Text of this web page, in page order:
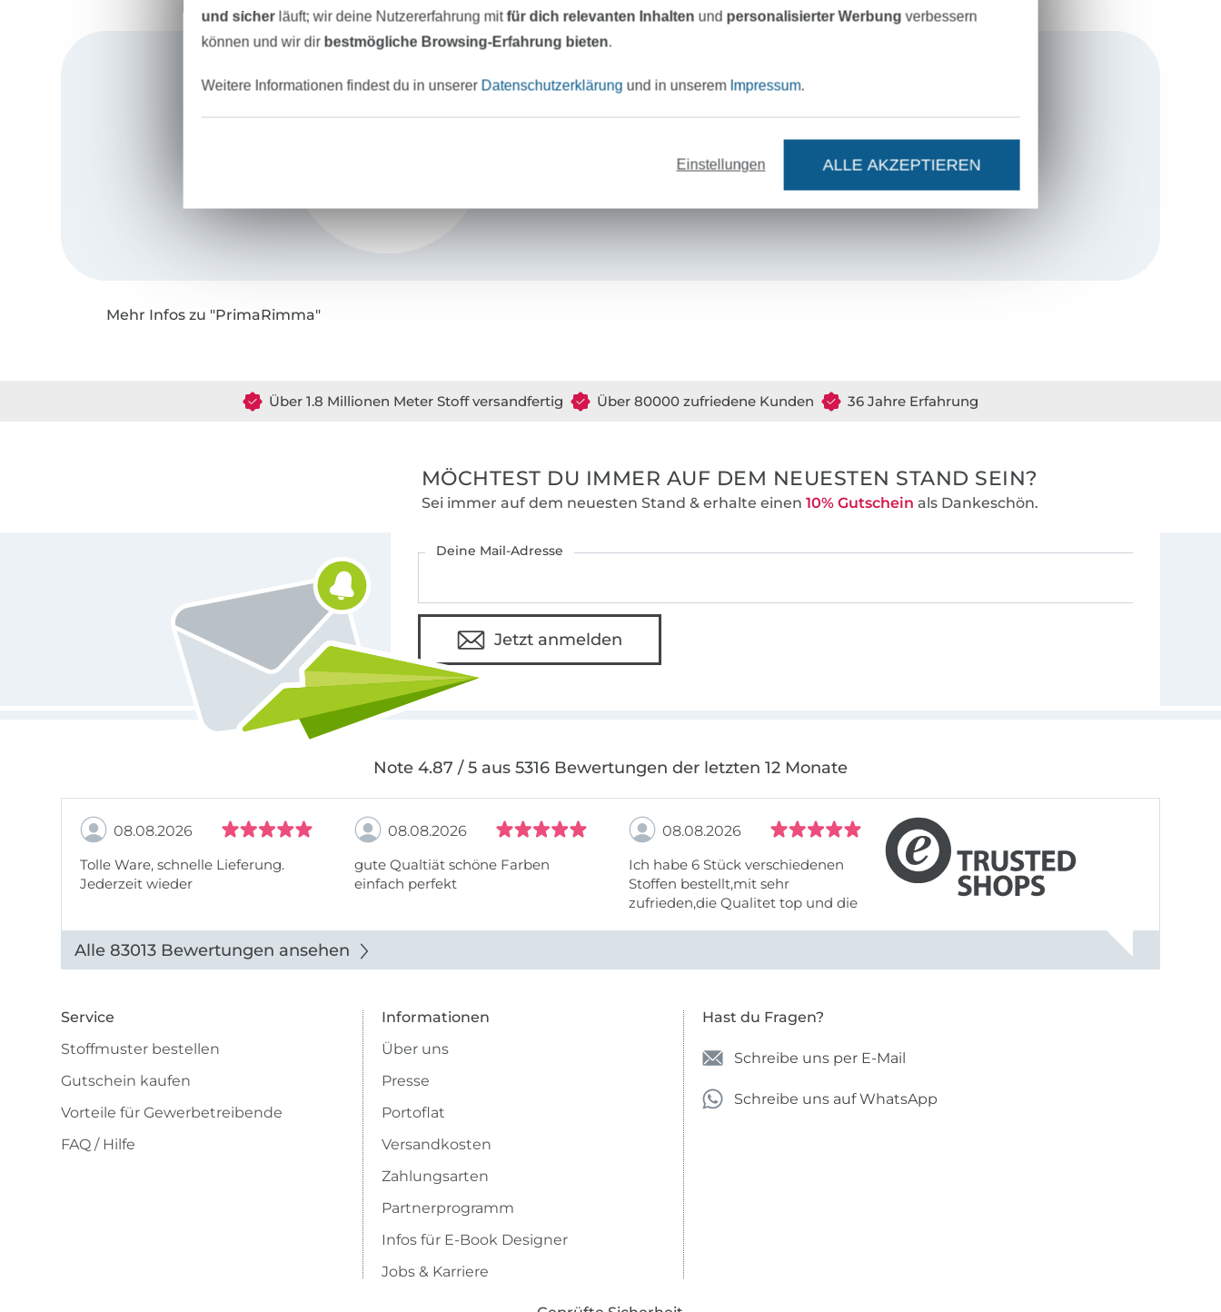
Hallo, ich bin Rimma. Hier findest du professionelle
Schnittmuster mit dem gewissen Mix an Lässigkeit und
Mehr Infos zu "PrimaRimma"
Über 1.8 Millionen Meter Stoff versandfertig Über 80000 zufriedene Kunden 36 Jahre Erfahrung
MÖCHTEST DU IMMER AUF DEM NEUESTEN STAND SEIN?
Sei immer auf dem neuesten Stand & erhalte einen 10% Gutschein als Dankeschön.
Deine Mail-Adresse
Jetzt anmelden
Note 4.87 / 5 aus 5316 Bewertungen der letzten 12 Monate
08.08.2026
Tolle Ware, schnelle Lieferung.
Jederzeit wieder
08.08.2026
gute Qualtiät schöne Farben
einfach perfekt
08.08.2026
Ich habe 6 Stück verschiedenen
Stoffen bestellt,mit sehr
zufrieden,die Qualitet top und die
Alle 83013 Bewertungen ansehen
Service
Stoffmuster bestellen
Gutschein kaufen
Vorteile für Gewerbetreibende
FAQ / Hilfe
Informationen
Über uns
Presse
Portoflat
Versandkosten
Zahlungsarten
Partnerprogramm
Infos für E-Book Designer
Jobs & Karriere
Hast du Fragen?
Schreibe uns per E-Mail
Schreibe uns auf WhatsApp
und sicherläuft; wir deine Nutzererfahrung mitfür dich relevanten Inhalten und personalisierter Werbung verbessern
können und wir dir bestmögliche Browsing-Erfahrung bieten.
Weitere Informationen findest du in unserer Datenschutzerklärung und in unserem Impressum.
Einstellungen ALLE AKZEPTIEREN